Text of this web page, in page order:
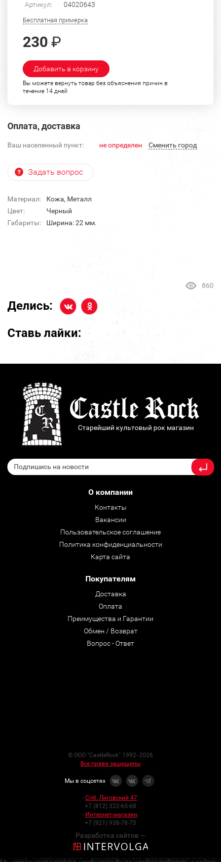
Артикул: 04020643
Бесплатная примерка
230 ₽
Добавить в корзину
Вы можете вернуть товар без объяснения причин в
течение 14 дней
Оплата, доставка
Ваш населенный пункт: не определен Cменить город
Задать вопрос
Материал:
Кожа, Металл
Цвет:
Черный
Габариты:
Ширина: 22 мм.
860
Делись:
Ставь лайки:
Старейший культовый рок магазин
О компании
Контакты
Вакансии
Пользовательское соглашение
Политика конфиденциальности
Карта сайта
Покупателям
Доставка
Оплата
Преимущества и Гарантии
Обмен / Возврат
Вопрос - Ответ
© ООО "CastleRock" 1992- 2026
Все права защищены
Мы в соцсетях
- Спб. Лиговский 47:
+7 (812) 322-65-68
- Интернет-магазин:
+7 (921) 938-78-75
Разработка сайтов —